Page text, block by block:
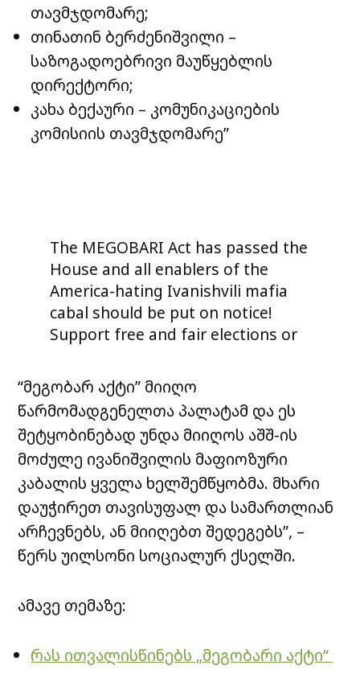
თავმჯდომარე;
თინათინ ბერძენიშვილი –
საზოგადოებრივი მაუწყებლის
დირექტორი;
კახა ბექაური – კომუნიკაციების
კომისიის თავმჯდომარე”
The MEGOBARI Act has passed the
House and all enablers of the
America-hating Ivanishvili mafia
cabal should be put on notice!
Support free and fair elections or
pic.twitter.com/am795ChdJh
— Joe Wilson (@RepJoeWilson)
May 6, 2025
“მეგობარ აქტი” მიიღო
წარმომადგენელთა პალატამ და ეს
შეტყობინებად უნდა მიიღოს აშშ-ის
მოძულე ივანიშვილის მაფიოზური
კაბალის ყველა ხელშემწყობმა. მხარი
დაუჭირეთ თავისუფალ და სამართლიან
არჩევნებს, ან მიიღებთ შედეგებს”, –
წერს უილსონი სოციალურ ქსელში.
ამავე თემაზე:
რას ითვალისწინებს „მეგობარი აქტი“